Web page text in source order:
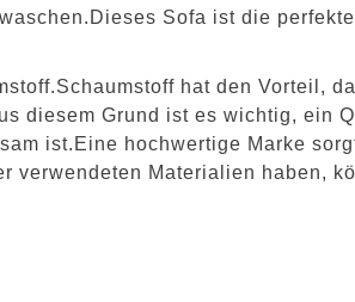
Sofa ist die
hat den Vorteil,
diesem Grund ist es wichtig, ein
ist.Eine hochwertige Marke
verwendeten Materialien haben,